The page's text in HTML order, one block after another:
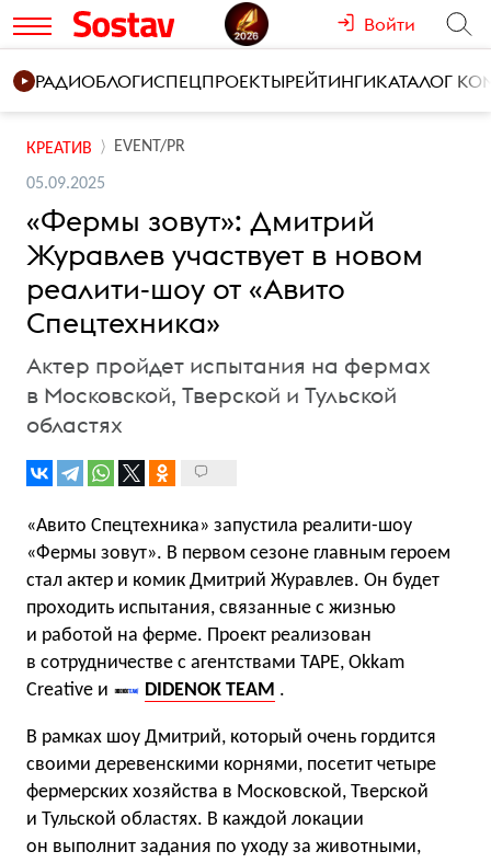
Войти
РАДИОБЛОГИСПЕЦПРОЕКТЫРЕЙТИНГИКАТАЛОГ
КРЕАТИВ EVENT/PR
05.09.2025
«Фермы зовут»: Дмитрий
Журавлев участвует в новом
реалити-шоу от «Авито
Спецтехника»
Актер пройдет испытания на фермах
в Московской, Тверской и Тульской
областях
«Авито Спецтехника» запустила реалити-шоу
«Фермы зовут». В первом сезоне главным героем
стал актер и комик Дмитрий Журавлев. Он будет
проходить испытания, связанные с жизнью
и работой на ферме. Проект реализован
в сотрудничестве с агентствами TAPE, Okkam
Creative и
DIDENOK TEAM .
В рамках шоу Дмитрий, который очень гордится
своими деревенскими корнями, посетит четыре
фермерских хозяйства в Московской, Тверской
и Тульской областях. В каждой локации
он выполнит задания по уходу за животными,